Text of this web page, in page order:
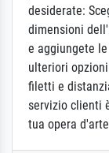
desiderate:
dimensioni
e aggiungete
ulteriori
filetti e
servizio clienti
tua opera